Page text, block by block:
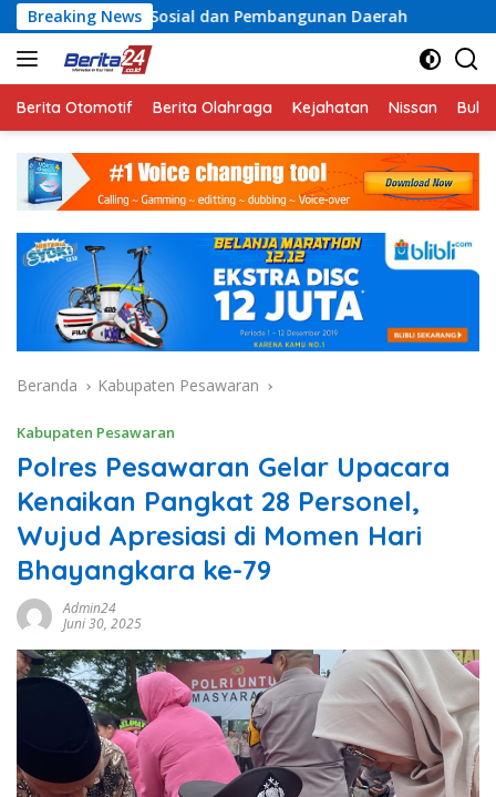
Langsung
ke
konten
Breaking News
dan Pembangunan Daerah Rayakan Semangat
Berita Otomotif Berita Olahraga Kejahatan Nissan
Beranda Kabupaten Pesawaran
Kabupaten Pesawaran
Polres Pesawaran Gelar Upacara
Kenaikan Pangkat 28 Personel,
Wujud Apresiasi di Momen Hari
Bhayangkara ke-79
Admin24
Juni 30, 2025